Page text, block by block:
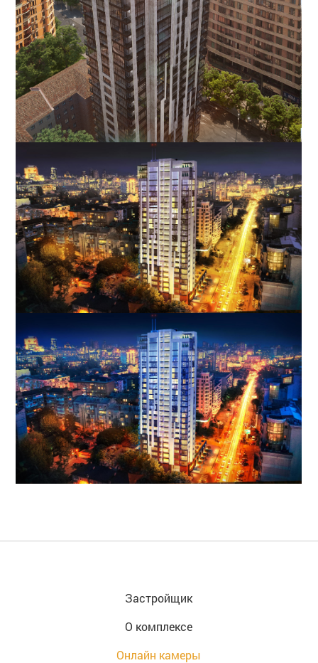
Застройщик
О комплексе
Онлайн камеры